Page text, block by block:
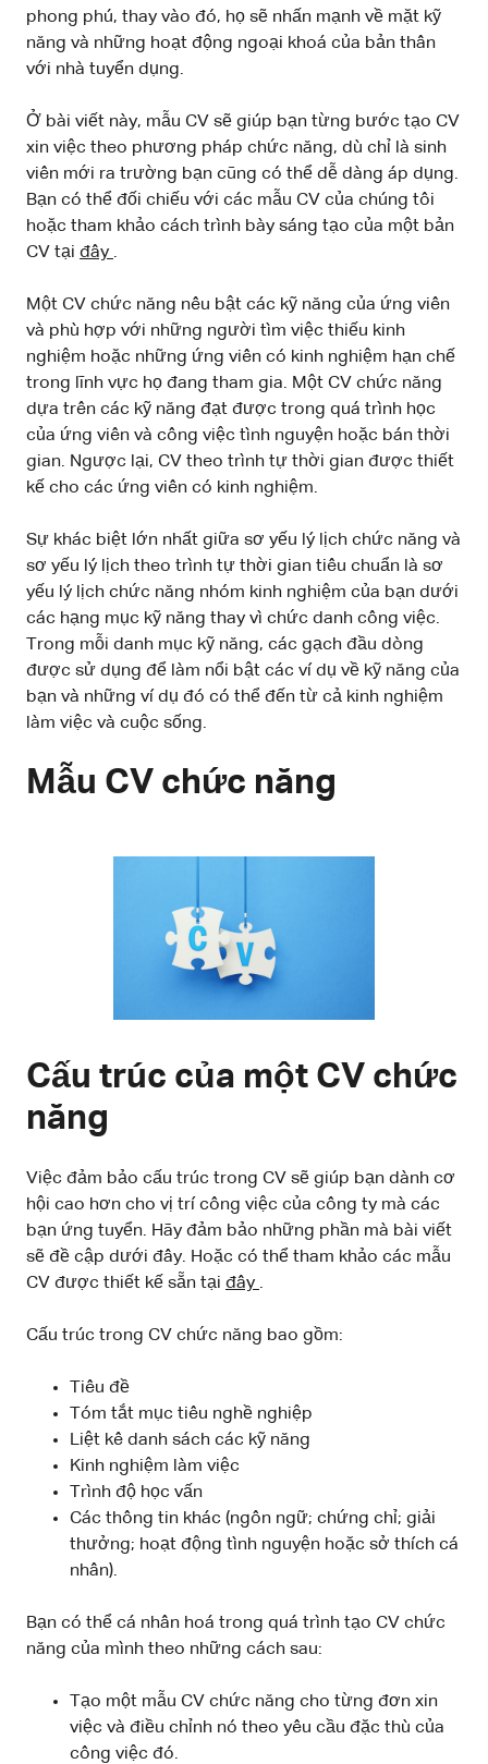
phong phú, thay vào đó, họ sẽ nhấn mạnh về mặt kỹ
năng và những hoạt động ngoại khoá của bản thân
với nhà tuyển dụng.
Ở bài viết này, mẫu CV sẽ giúp bạn từng bước tạo CV
xin việc theo phương pháp chức năng, dù chỉ là sinh
viên mới ra trường bạn cũng có thể dễ dàng áp dụng.
Bạn có thể đối chiếu với các mẫu CV của chúng tôi
hoặc tham khảo cách trình bày sáng tạo của một bản
CV tại đây .
Một CV chức năng nêu bật các kỹ năng của ứng viên
và phù hợp với những người tìm việc thiếu kinh
nghiệm hoặc những ứng viên có kinh nghiệm hạn chế
trong lĩnh vực họ đang tham gia. Một CV chức năng
dựa trên các kỹ năng đạt được trong quá trình học
của ứng viên và công việc tình nguyện hoặc bán thời
gian. Ngược lại, CV theo trình tự thời gian được thiết
kế cho các ứng viên có kinh nghiệm.
Sự khác biệt lớn nhất giữa sơ yếu lý lịch chức năng và
sơ yếu lý lịch theo trình tự thời gian tiêu chuẩn là sơ
yếu lý lịch chức năng nhóm kinh nghiệm của bạn dưới
các hạng mục kỹ năng thay vì chức danh công việc.
Trong mỗi danh mục kỹ năng, các gạch đầu dòng
được sử dụng để làm nổi bật các ví dụ về kỹ năng của
bạn và những ví dụ đó có thể đến từ cả kinh nghiệm
làm việc và cuộc sống.
Mẫu CV chức năng
Cấu trúc của một CV chức
năng
Việc đảm bảo cấu trúc trong CV sẽ giúp bạn dành cơ
hội cao hơn cho vị trí công việc của công ty mà các
bạn ứng tuyển. Hãy đảm bảo những phần mà bài viết
sẽ đề cập dưới đây. Hoặc có thể tham khảo các mẫu
CV được thiết kế sẵn tại đây .
Cấu trúc trong CV chức năng bao gồm:
Tiêu đề
Tóm tắt mục tiêu nghề nghiệp
Liệt kê danh sách các kỹ năng
Kinh nghiệm làm việc
Trình độ học vấn
Các thông tin khác (ngôn ngữ; chứng chỉ; giải
thưởng; hoạt động tình nguyện hoặc sở thích cá
nhân).
Bạn có thể cá nhân hoá trong quá trình tạo CV chức
năng của mình theo những cách sau:
Tạo một mẫu CV chức năng cho từng đơn xin
việc và điều chỉnh nó theo yêu cầu đặc thù của
công việc đó.